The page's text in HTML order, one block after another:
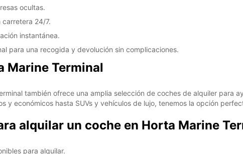
ocultas.
24/7.
instantánea.
para una recogida y devolución sin complicaciones.
Marine Terminal
también ofrece una amplia selección de coches de alquiler para
y económicos hasta SUVs y vehículos de lujo, tenemos la opción
alquilar un coche en Horta Marine
para alquilar.